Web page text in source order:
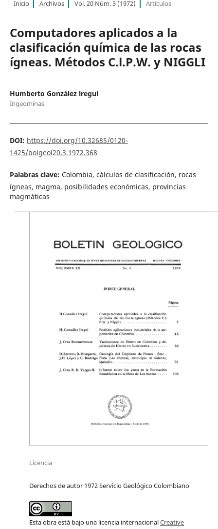
Inicio Archivos Vol. 20 Núm. 3 (1972) Artículos
Computadores aplicados a la
clasificación química de las rocas
ígneas. Métodos C.l.P.W. y NIGGLI
Humberto González lregui
Ingeominas
DOI: https://doi.org/10.32685/0120-
1425/bolgeol20.3.1972.368
Palabras clave: Colombia, cálculos de clasificación, rocas
ígneas, magma, posibilidades económicas, provincias
magmáticas
Licencia
Derechos de autor 1972 Servicio Geológico Colombiano
Esta obra está bajo una licencia internacionalCreative